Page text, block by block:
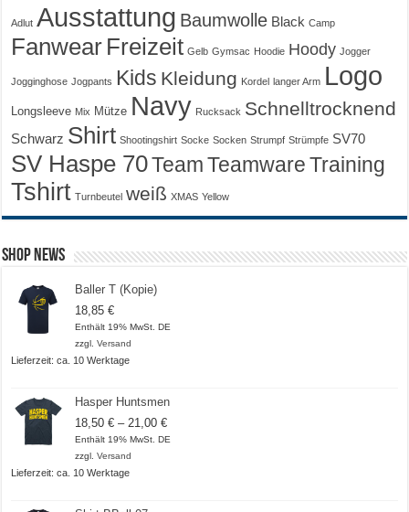
Adlut Ausstattung Baumwolle Black Camp
Fanwear Freizeit Gelb Gymsac Hoodie Hoody Jogger
Jogginghose Jogpants Kids Kleidung Kordel langer Arm Logo
Longsleeve Mix Mütze Navy Rucksack Schnelltrocknend
Schwarz Shirt Shootingshirt Socke Socken Strumpf Strümpfe SV70
SV Haspe 70Team Teamware Training
Tshirt Turnbeutel weiß XMAS Yellow
Shop News
Baller T (Kopie)
18,85€
Enthält 19% MwSt. DE
zzgl.Versand
Lieferzeit: ca. 10 Werktage
Hasper Huntsmen
18,50€ – 21,00€Preisspanne:
18,50 €
Enthält 19% MwSt. DE
zzgl.Versand
Lieferzeit: ca. 10 Werktage